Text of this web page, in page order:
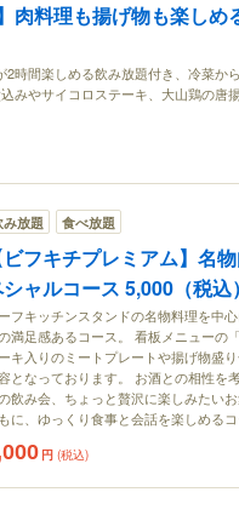
肉料理も揚げ物も楽し
2時間楽しめる飲み放題付き、冷菜か
みやサイコロステーキ、大山鶏の唐
み放題 食べ放題
ビフキチプレミアム】名
ャルコース 5,000（税込）
フキッチンスタンドの名物料理を中
満足感あるコース。 看板メニューの
キ入りのミートプレートや揚げ物盛
となっております。 お酒との相性を
飲み会、ちょっと贅沢に楽しみたい
に、ゆっくり食事と会話を楽しめるコ
円 (税込)